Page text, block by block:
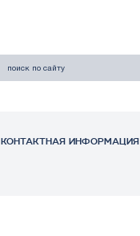
КОНТАКТНАЯ ИНФОРМАЦИЯ